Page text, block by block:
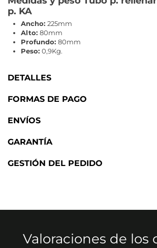
p. KA
Ancho: 225mm
Alto: 80mm
Profundo: 80mm
Peso: 0,9Kg.
DETALLES
FORMAS DE PAGO
ENVÍOS
GARANTÍA
GESTIÓN DEL PEDIDO
Valoraciones de los